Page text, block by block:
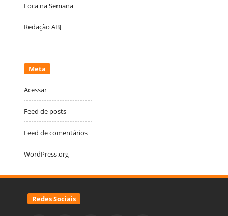
Foca na Semana
Redação ABJ
Meta
Acessar
Feed de posts
Feed de comentários
WordPress.org
Redes Sociais